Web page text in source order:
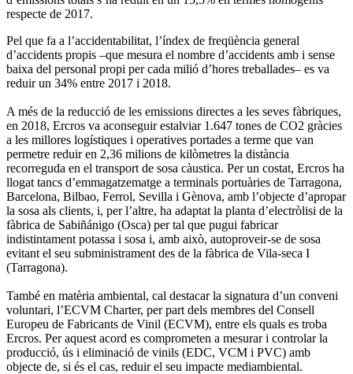
respecte de 2017.
Pel que fa a l’accidentabilitat, l’índex de freqüència general
d’accidents propis –que mesura el nombre d’accidents amb i sense
baixa del personal propi per cada milió d’hores treballades– es va
reduir un 34% entre 2017 i 2018.
A més de la reducció de les emissions directes a les seves fàbriques,
en 2018, Ercros va aconseguir estalviar 1.647 tones de CO2 gràcies
a les millores logístiques i operatives portades a terme que van
permetre reduir en 2,36 milions de kilòmetres la distància
recorreguda en el transport de sosa càustica. Per un costat, Ercros ha
llogat tancs d’emmagatzematge a terminals portuàries de Tarragona,
Barcelona, Bilbao, Ferrol, Sevilla i Gènova, amb l’objecte d’apropar
la sosa als clients, i, per l’altre, ha adaptat la planta d’electròlisi de la
fàbrica de Sabiñánigo (Osca) per tal que pugui fabricar
indistintament potassa i sosa i, amb això, autoproveir-se de sosa
evitant el seu subministrament des de la fàbrica de Vila-seca I
(Tarragona).
També en matèria ambiental, cal destacar la signatura d’un conveni
voluntari, l’ECVM Charter, per part dels membres del Consell
Europeu de Fabricants de Vinil (ECVM), entre els quals es troba
Ercros. Per aquest acord es comprometen a mesurar i controlar la
producció, ús i eliminació de vinils (EDC, VCM i PVC) amb
objecte de, si és el cas, reduir el seu impacte mediambiental.